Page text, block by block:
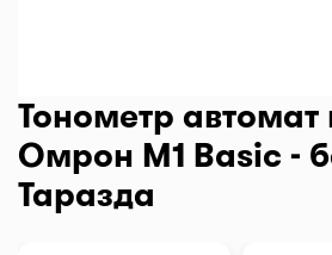
Тонометр автомат
Омрон M1 Basic -
Таразда